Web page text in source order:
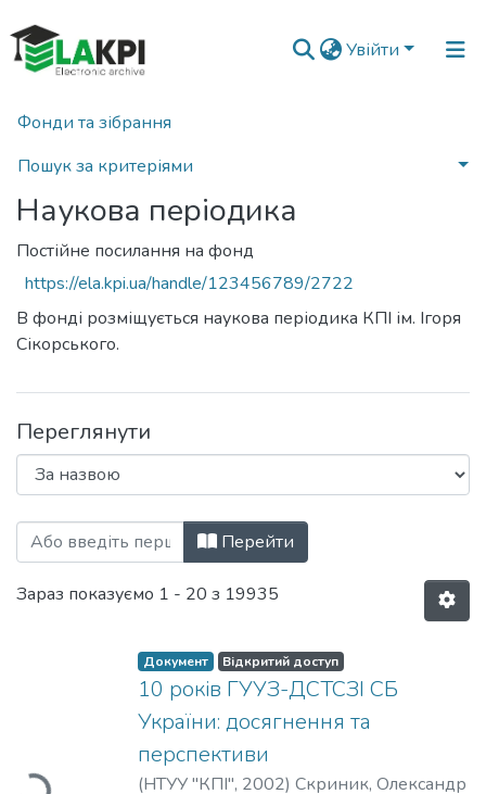
Увійти
Фонди та зібрання
Пошук за критеріями
Головна
Наукова періодика
Наукова періодика
Постійне посилання на фонд
https://ela.kpi.ua/handle/123456789/2722
В фонді розміщується наукова періодика КПІ ім. Ігоря
Сікорського.
Переглянути
Перегляд Наукова періодика за Назва
Перейти
Зараз показуємо 1 - 20 з 19935
Документ Відкритий доступ
10 років ГУУЗ-ДСТСЗІ СБ
України: досягнення та
перспективи
(НТУУ "КПІ", 2002) Скриник, Олександр